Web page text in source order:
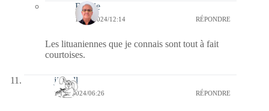
Bernie
17/11/2024/12:14 RÉPONDRE
Les lituaniennes que je connais sont tout à fait
courtoises.
jill bill
17/11/2024/06:26 RÉPONDRE